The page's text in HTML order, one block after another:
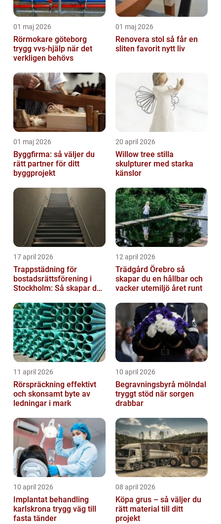
01 maj 2026
Rörmokare göteborg
trygg vvs-hjälp när det
verkligen behövs
01 maj 2026
Renovera stol så får en
sliten favorit nytt liv
01 maj 2026
Byggfirma: så väljer du
rätt partner för ditt
byggprojekt
20 april 2026
Willow tree stilla
skulpturer med starka
känslor
17 april 2026
Trappstädning för
bostadsrättsförening i
Stockholm: Så skapar du
trapphus...
12 april 2026
Trädgård Örebro så
skapar du en hållbar och
vacker utemiljö året runt
11 april 2026
Rörspräckning effektivt
och skonsamt byte av
ledningar i mark
10 april 2026
Begravningsbyrå mölndal
tryggt stöd när sorgen
drabbar
10 april 2026
Implantat behandling
karlskrona trygg väg till
fasta tänder
08 april 2026
Köpa grus – så väljer du
rätt material till ditt
projekt